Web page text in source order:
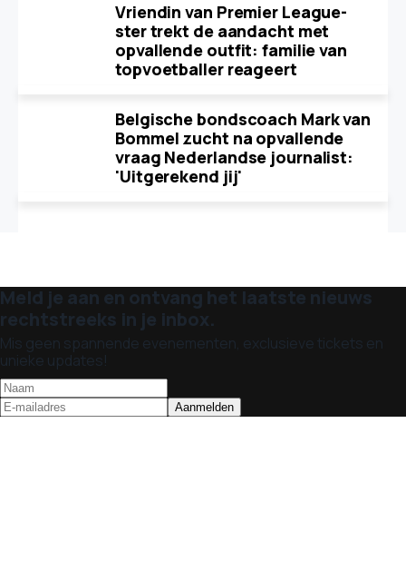
Vriendin van Premier League-
ster trekt de aandacht met
opvallende outfit: familie van
topvoetballer reageert
Belgische bondscoach Mark van
Bommel zucht na opvallende
vraag Nederlandse journalist:
'Uitgerekend jij'
Meld je aan en ontvang het laatste nieuws
rechtstreeks in je inbox.
Mis geen spannende evenementen, exclusieve tickets en
unieke updates!